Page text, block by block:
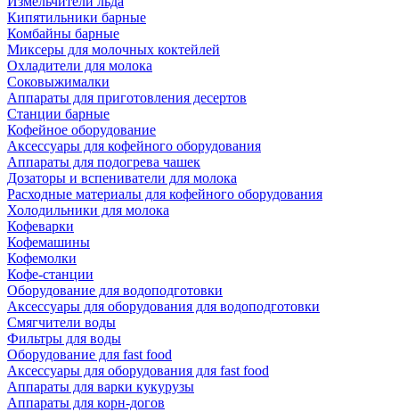
Кипятильники барные
Комбайны барные
Миксеры для молочных коктейлей
Охладители для молока
Соковыжималки
Аппараты для приготовления десертов
Станции барные
Кофейное оборудование
Аксессуары для кофейного оборудования
Аппараты для подогрева чашек
Дозаторы и вспениватели для молока
Расходные материалы для кофейного оборудования
Холодильники для молока
Кофеварки
Кофемашины
Кофемолки
Кофе-станции
Оборудование для водоподготовки
Аксессуары для оборудования для водоподготовки
Смягчители воды
Фильтры для воды
Оборудование для fast food
Аксессуары для оборудования для fast food
Аппараты для варки кукурузы
Аппараты для корн-догов